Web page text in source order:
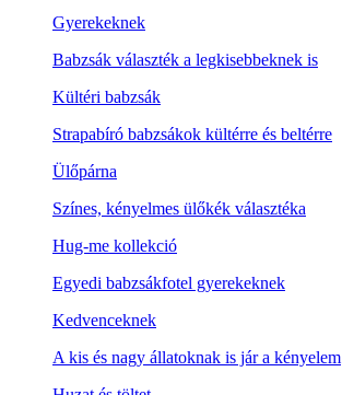
Gyerekeknek
Babzsák választék a legkisebbeknek is
Kültéri babzsák
Strapabíró babzsákok kültérre és beltérre
Ülőpárna
Színes, kényelmes ülőkék választéka
Hug-me kollekció
Egyedi babzsákfotel gyerekeknek
Kedvenceknek
A kis és nagy állatoknak is jár a kényelem